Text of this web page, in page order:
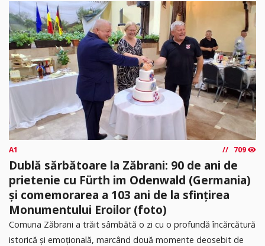
A1 709
Dublă sărbătoare la Zăbrani: 90 de ani de
prietenie cu Fürth im Odenwald (Germania)
și comemorarea a 103 ani de la sfințirea
Monumentului Eroilor (foto)
Comuna Zăbrani a trăit sâmbătă o zi cu o profundă încărcătură
istorică și emoțională, marcând două momente deosebit de